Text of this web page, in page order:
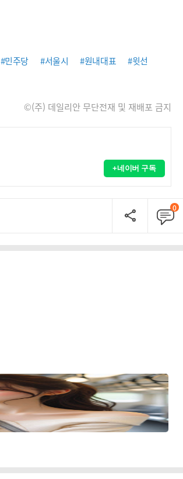
#민주당 #서울시 #원내대표 #윗선
©(주) 데일리안 무단전재 및 재배포 금지
+네이버 구독
0